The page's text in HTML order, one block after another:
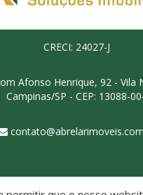
CRECI: 24027-J
Afonso Henrique, 92 - Vila
Campinas/SP - CEP: 13088-